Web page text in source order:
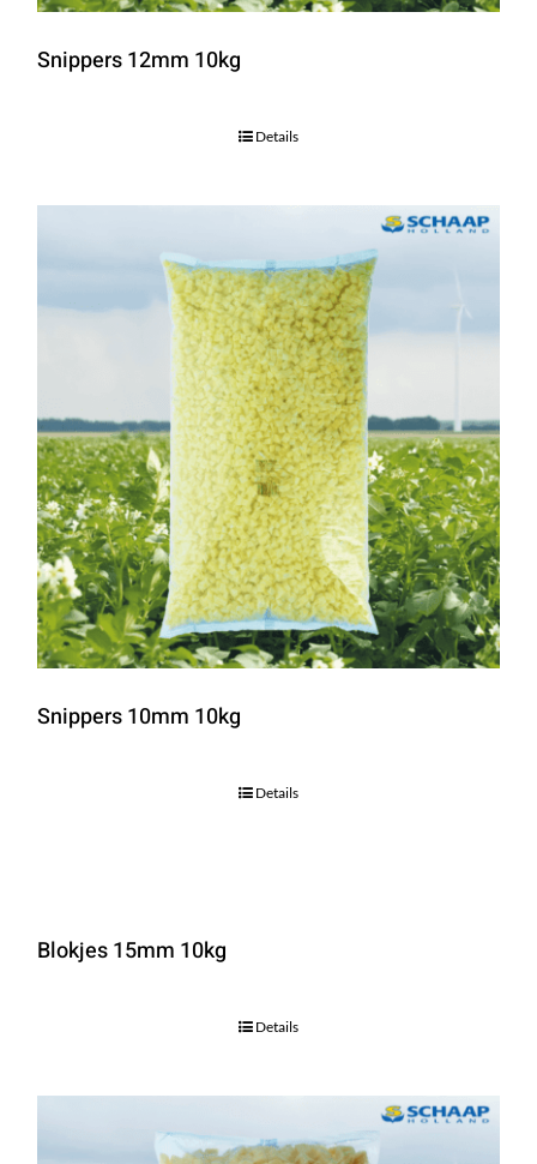
Snippers 12mm 10kg
Details
Snippers 10mm 10kg
Details
Blokjes 15mm 10kg
Details